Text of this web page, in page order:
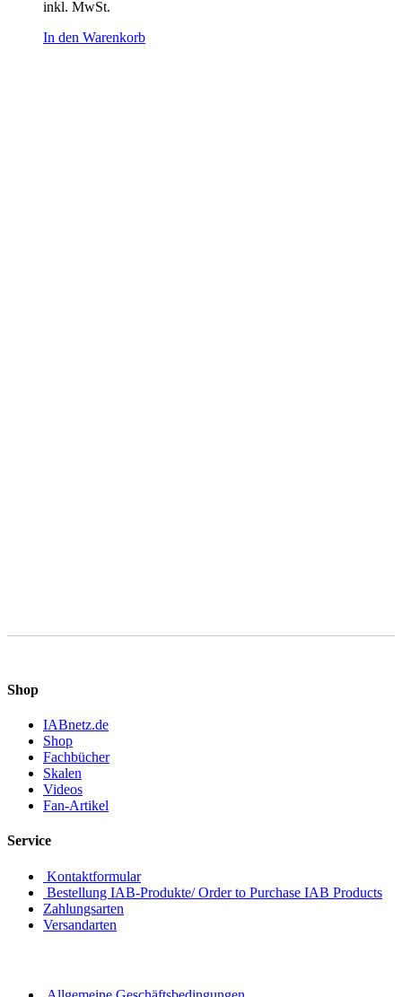
inkl. MwSt.
In den Warenkorb
Shop
IABnetz.de
Shop
Fachbücher
Skalen
Videos
Fan-Artikel
Service
Kontaktformular
Bestellung IAB-Produkte/ Order to Purchase IAB Products
Zahlungsarten
Versandarten